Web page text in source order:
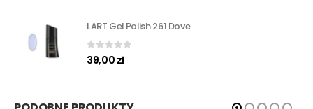
LART Gel Polish 261 Dove
0out of 5
39,00 zł